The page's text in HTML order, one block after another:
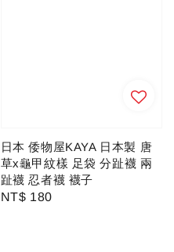
日本 倭物屋KAYA 日本製 唐
草x龜甲紋樣 足袋 分趾襪 兩
趾襪 忍者襪 襪子
Regular
NT$ 180